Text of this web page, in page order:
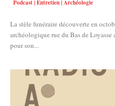
Podcast | Entretien | Archéologie
La stèle funéraire découverte en
archéologique rue du Bas de
pour son...